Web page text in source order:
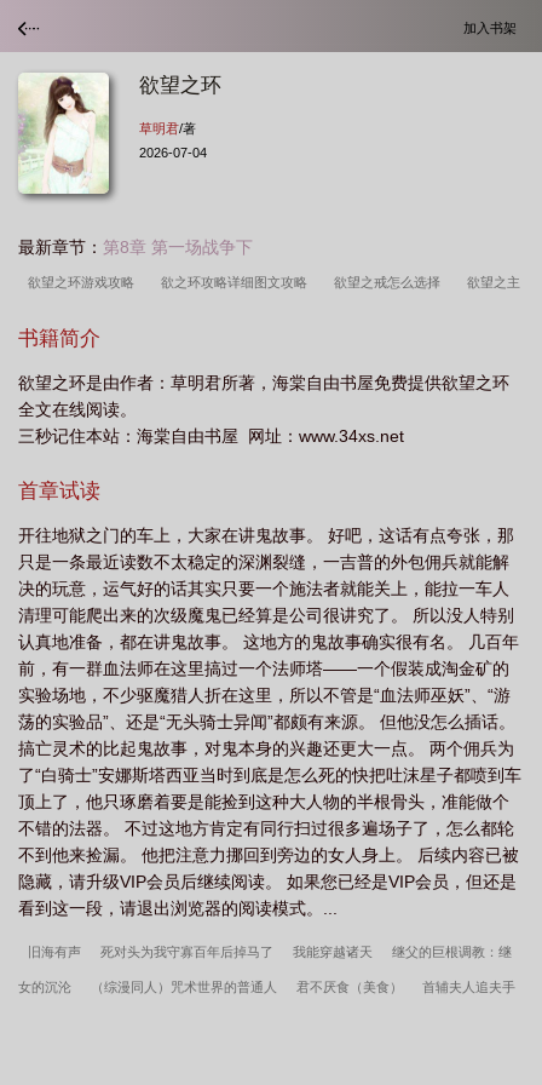
加入书架
欲望之环
草明君/著
2026-07-04
最新章节： 第8章 第一场战争下
欲望之环游戏攻略 欲之环攻略详细图文攻略 欲望之戒怎么选择 欲望之主
书籍简介
欲望之环是由作者：草明君所著，海棠自由书屋免费提供欲望之环
全文在线阅读。
三秒记住本站：海棠自由书屋 网址：www.34xs.net
首章试读
开往地狱之门的车上，大家在讲鬼故事。 好吧，这话有点夸张，那
只是一条最近读数不太稳定的深渊裂缝，一吉普的外包佣兵就能解
决的玩意，运气好的话其实只要一个施法者就能关上，能拉一车人
清理可能爬出来的次级魔鬼已经算是公司很讲究了。 所以没人特别
认真地准备，都在讲鬼故事。 这地方的鬼故事确实很有名。 几百年
前，有一群血法师在这里搞过一个法师塔——一个假装成淘金矿的
实验场地，不少驱魔猎人折在这里，所以不管是“血法师巫妖”、“游
荡的实验品”、还是“无头骑士异闻”都颇有来源。 但他没怎么插话。
搞亡灵术的比起鬼故事，对鬼本身的兴趣还更大一点。 两个佣兵为
了“白骑士”安娜斯塔西亚当时到底是怎么死的快把吐沫星子都喷到车
顶上了，他只琢磨着要是能捡到这种大人物的半根骨头，准能做个
不错的法器。 不过这地方肯定有同行扫过很多遍场子了，怎么都轮
不到他来捡漏。 他把注意力挪回到旁边的女人身上。 后续内容已被
隐藏，请升级VIP会员后继续阅读。 如果您已经是VIP会员，但还是
看到这一段，请退出浏览器的阅读模式。...
旧海有声 死对头为我守寡百年后掉马了 我能穿越诸天 继父的巨根调教：继
女的沉沦 （综漫同人）咒术世界的普通人 君不厌食（美食） 首辅夫人追夫手